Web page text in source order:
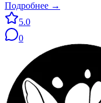
Подробнее →
5.0
0